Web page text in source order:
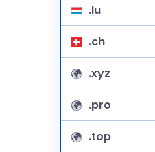
.lu
.ch
.xyz
.pro
.top